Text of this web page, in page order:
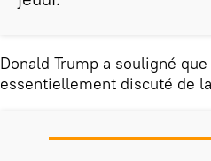
Donald Trump a souligné
essentiellement discuté de